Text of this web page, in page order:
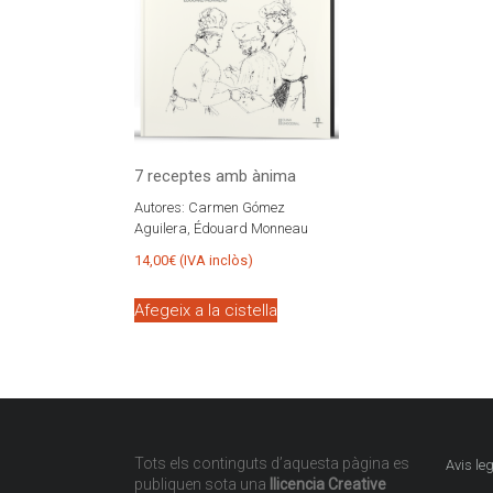
7 receptes amb ànima
Autores: Carmen Gómez
Aguilera, Édouard Monneau
14,00€ (IVA inclòs)
Afegeix a la cistella
Tots els continguts d’aquesta pàgina es
publiquen sota una
llicencia Creative
Avis